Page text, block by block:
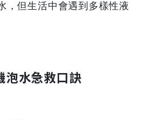
，但生活中會遇到多樣性液
泡水急救口訣